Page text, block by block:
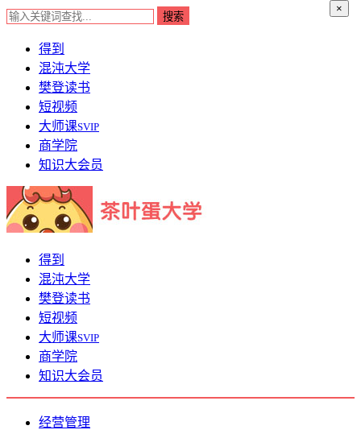
×
得到
混沌大学
樊登读书
短视频
大师课SVIP
商学院
知识大会员
得到
混沌大学
樊登读书
短视频
大师课SVIP
商学院
知识大会员
经营管理